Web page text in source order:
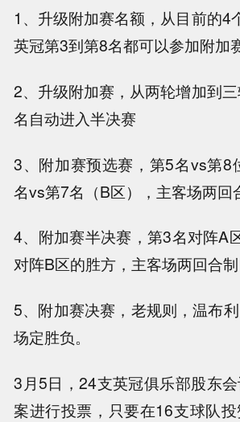
1、升级附加赛名额，从目前的4
英冠第3到第8名都可以参加附加赛
2、升级附加赛，从两轮增加到
名自动进入半决赛
3、附加赛预选赛，第5名vs第8
名vs第7名（B区），主客场两回
4、附加赛半决赛，第3名对阵A
对阵B区的胜方，主客场两回合制
5、附加赛决赛，老规则，温布
场定胜负。
3月5日，24支英冠俱乐部股东
案进行投票，只要在16支球队